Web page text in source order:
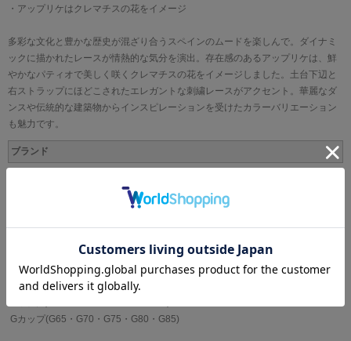
・アップリケはクレマチスの花をイメージ
多彩な文化と豊かな歴史が混ざり合うスペインのムードを楽しんで。ダイナミ
ックに描かれたレースが情熱的な気分を演出。存在感のあるアップリケは、鮮
やかなパティオで美しく咲くクレマチスの花をイメージしました。土台下辺と
右ストラップにほどこされたエレガントな刺繍レースがアクセント。華麗なダ
ンスや伝統的な建築物からインスピレーションを受けたカラーバリエーション
も魅力です。
ブランド
Cカップ(C65・C70・C75・C80)
Dカップ(D65・D70・D75・D80・D85)
Eカップ(E65・E70・E75・E80・E85)
Gカップ(G65・G70・G75・G80・G85)